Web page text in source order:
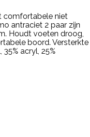
comfortabele niet
antraciet 2 paar zijn
Houdt voeten droog,
boord. Versterkte
acryl, 25%